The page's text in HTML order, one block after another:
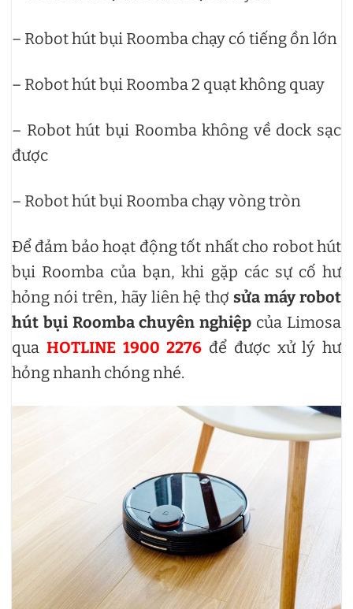
– Robot hút bụi Roomba chạy có tiếng ồn lớn
– Robot hút bụi Roomba 2 quạt không quay
– Robot hút bụi Roomba không về dock sạc
được
– Robot hút bụi Roomba chạy vòng tròn
Để đảm bảo hoạt động tốt nhất cho robot hút
bụi Roomba của bạn, khi gặp các sự cố hư
hỏng nói trên, hãy liên hệ thợsửa máy robot
hút bụi Roomba chuyên nghiệp của Limosa
qua HOTLINE 1900 2276 để được xử lý hư
hỏng nhanh chóng nhé.